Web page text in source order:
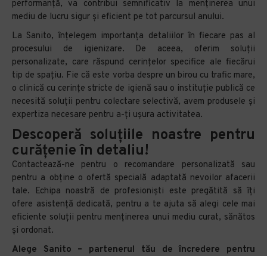
performanță, va contribui semnificativ la menținerea unui
mediu de lucru sigur și eficient pe tot parcursul anului.
La Sanito, înțelegem importanța detaliilor în fiecare pas al
procesului de igienizare. De aceea, oferim soluții
personalizate, care răspund cerințelor specifice ale fiecărui
tip de spațiu. Fie că este vorba despre un birou cu trafic mare,
o clinică cu cerințe stricte de igienă sau o instituție publică ce
necesită soluții pentru colectare selectivă, avem produsele și
expertiza necesare pentru a-ți ușura activitatea.
Descoperă soluțiile noastre pentru
curățenie în detaliu!
Contactează-ne pentru o recomandare personalizată sau
pentru a obține o ofertă specială adaptată nevoilor afacerii
tale. Echipa noastră de profesioniști este pregătită să îți
ofere asistență dedicată, pentru a te ajuta să alegi cele mai
eficiente soluții pentru menținerea unui mediu curat, sănătos
și ordonat.
Alege Sanito – partenerul tău de încredere pentru